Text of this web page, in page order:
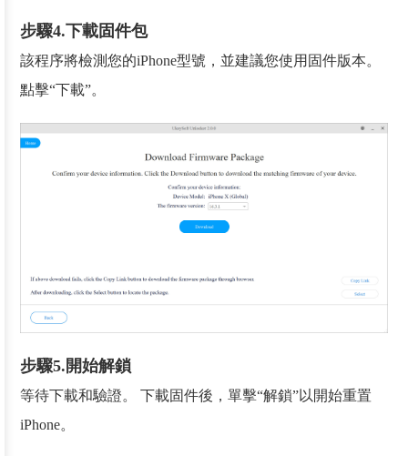
步驟4.下載固件包
該程序將檢測您的iPhone型號，並建議您使用固件版本。
點擊“下載”。
步驟5.開始解鎖
等待下載和驗證。 下載固件後，單擊“解鎖”以開始重置
iPhone。